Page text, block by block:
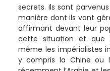
secrets. Ils sont
manière dont ils vont
affirmant devant leur
cette situation et que
même les impérialistes
y compris la Chine ou